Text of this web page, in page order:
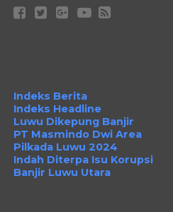
Indeks Berita
Indeks Headline
Luwu Dikepung Banjir
PT Masmindo Dwi Area
Pilkada Luwu 2024
Indah Diterpa Isu Korupsi
Banjir Luwu Utara